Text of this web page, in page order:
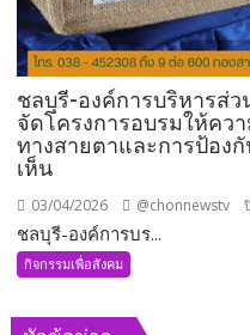
ชลบุรี-องค์การบริหารส่
จัดโครงการอบรมให้คว
ทางสายตาและการป้อง
เห็น
03/04/2026 @chonnewstv
ชลบุรี-องค์การบร...
กิจกรรมเพื่อสังคม